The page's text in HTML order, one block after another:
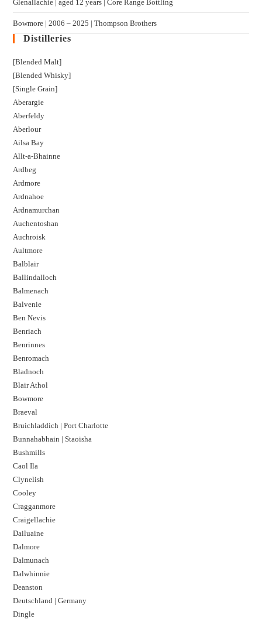
Glenallachie | aged 12 years | Core Range Bottling
Bowmore | 2006 – 2025 | Thompson Brothers
Distilleries
[Blended Malt]
[Blended Whisky]
[Single Grain]
Aberargie
Aberfeldy
Aberlour
Ailsa Bay
Allt-a-Bhainne
Ardbeg
Ardmore
Ardnahoe
Ardnamurchan
Auchentoshan
Auchroisk
Aultmore
Balblair
Ballindalloch
Balmenach
Balvenie
Ben Nevis
Benriach
Benrinnes
Benromach
Bladnoch
Blair Athol
Bowmore
Braeval
Bruichladdich | Port Charlotte
Bunnahabhain | Staoisha
Bushmills
Caol Ila
Clynelish
Cooley
Cragganmore
Craigellachie
Dailuaine
Dalmore​
Dalmunach
Dalwhinnie
Deanston
Deutschland | Germany
Dingle